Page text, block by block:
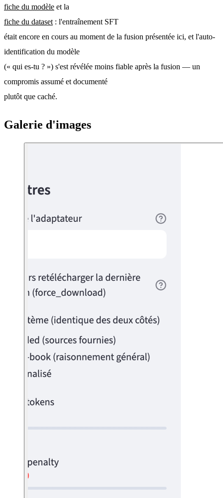
fiche du modèle et la
fiche du dataset : l'entraînement SFT
était encore en cours au moment de la fusion présentée ici, et l'auto-
identification du modèle
(« qui es-tu ? ») s'est révélée moins fiable après la fusion — un
compromis assumé et documenté
plutôt que caché.
Galerie d'images